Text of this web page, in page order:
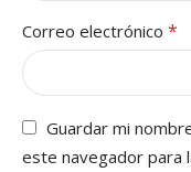
Correo electrónico *
Guardar mi
este navegador para